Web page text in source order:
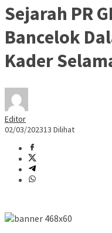
Sejarah PR
Bancelok
Kader
Editor
02/03/202313 Dilihat